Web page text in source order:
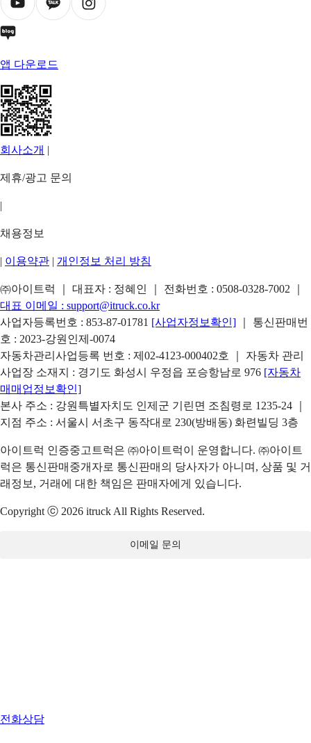
앱 다운로드
회사소개 |
제휴/광고 문의
|
채용정보
| 이용약관 | 개인정보 처리 방침
㈜아이트럭 ｜ 대표자 : 정혜인 ｜ 전화번호 : 0508-0328-7002
대표 이메일 : support@itruck.co.kr
사업자등록번호 : 853-87-01781 [사업자정보확인]
｜ 통신판매번
호 : 2023-강원인제-0074
자동차관리사업등록 번호 : 제02-4123-000402호 ｜ 자동차 관리
사업장 소재지 : 경기도 화성시 우정읍 포승항남로 976 [자동차
매매업정보확인]
본사 주소 : 강원특별자치도 인제군 기린면 조침령로 1235-24 ｜
지점 주소 : 서울시 서초구 동작대로 230(방배동) 화련빌딩 3층
아이트럭 인증중고트럭은 ㈜아이트럭이 운영합니다. ㈜아이트
럭은 통신판매중개자로 통신판매의 당사자가 아니며, 상품 및 거
래정보, 거래에 대한 책임은 판매자에게 있습니다.
Copyright ⓒ 2026 itruck All Rights Reserved.
이메일 문의
전화상담